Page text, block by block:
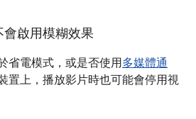
啟用模糊效果
省電模式，或是否使用多媒體通
置上，播放影片時也可能會停用視